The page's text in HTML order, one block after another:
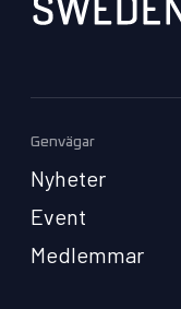
Genvägar
Nyheter
Event
Medlemmar